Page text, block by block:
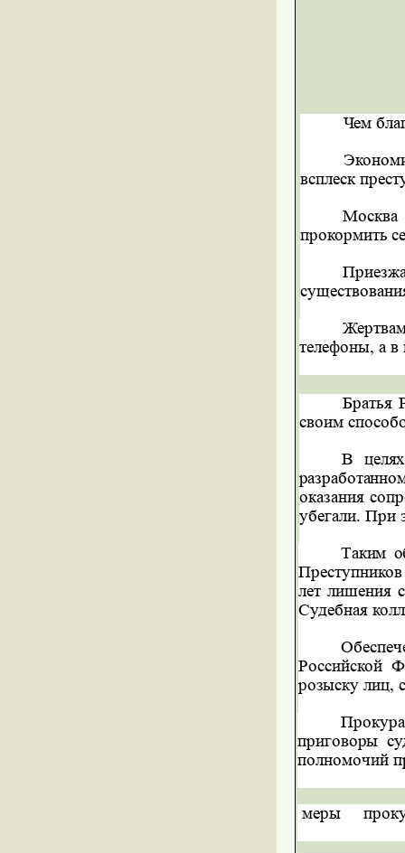
Чем
всплеск
Москва
прокормить
телефоны, ав
Братья
своим
В
оказания
убегали. При
Таким
лет лишения
Судебная
Российской
розыску лиц,
приговоры
полномочий
меры